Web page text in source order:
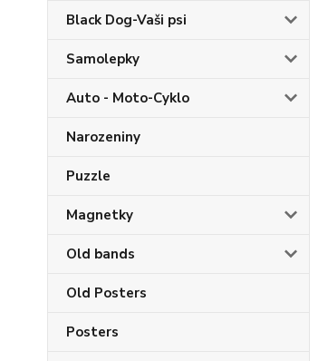
Black Dog-Vaši psi
Samolepky
Auto - Moto-Cyklo
Narozeniny
Puzzle
Magnetky
Old bands
Old Posters
Posters